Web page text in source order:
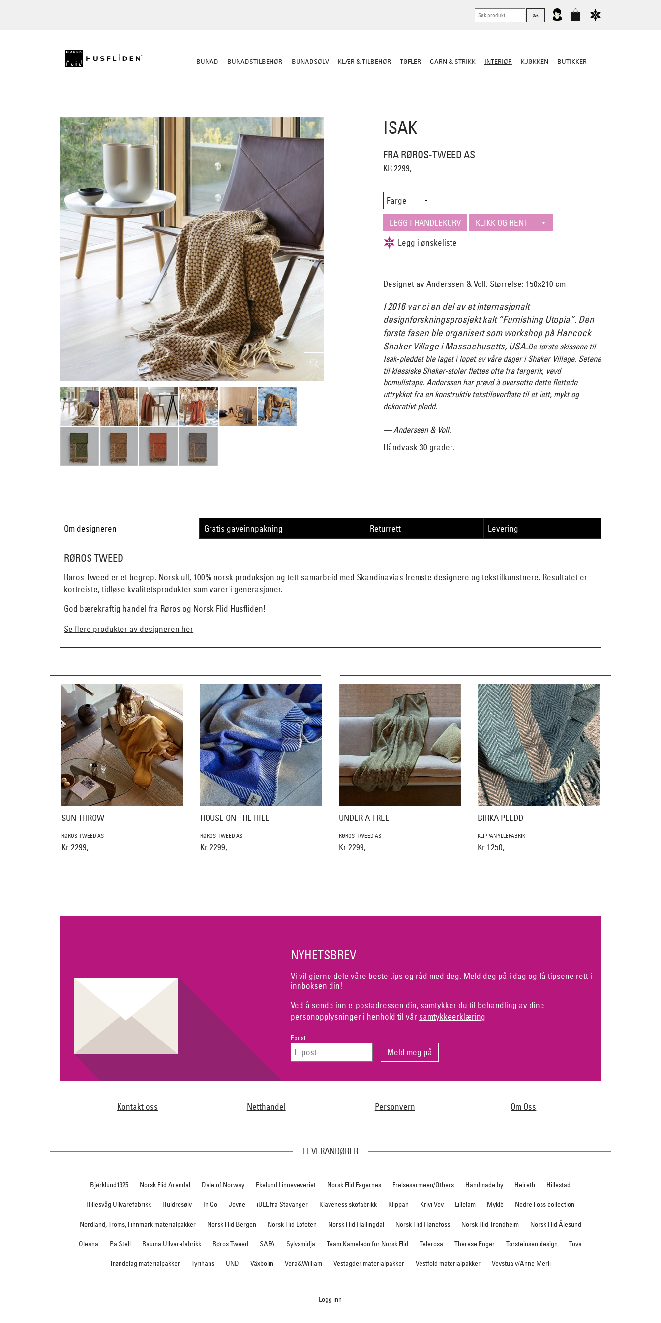
BUNAD BUNADSTILBEHØR BUNADSØLV KLÆR & TILBEHØR TØFLER GARN & STRIKK INTERIØR KJØKKEN BUTIKKER
ISAK
FRA RØROS-TWEED AS
KR 2299,-
Designet av Anderssen & Voll. Størrelse: 150x210 cm
I 2016 var ci en del av et internasjonalt
designforskningsprosjekt kalt “Furnishing Utopia”. Den
første fasen ble organisert som workshop på Hancock
Shaker Village i Massachusetts, USA.De første skissene til
Isak-pleddet ble laget i løpet av våre dager i Shaker Village. Setene
til klassiske Shaker-stoler flettes ofte fra fargerik, vevd
bomullstape. Anderssen har prøvd å oversette dette flettede
uttrykket fra en konstruktiv tekstiloverflate til et lett, mykt og
dekorativt pledd.
— Anderssen & Voll.
Håndvask 30 grader.
Om designeren Gratis gaveinnpakning Returrett Levering
RØROS TWEED
Røros Tweed er et begrep. Norsk ull, 100% norsk produksjon og tett samarbeid med Skandinavias fremste designere og tekstilkunstnere. Resultatet er
kortreiste, tidløse kvalitetsprodukter som varer i generasjoner.
God bærekraftig handel fra Røros og Norsk Flid Husfliden!
Se flere produkter av designeren her
SUN THROW
RØROS-TWEED AS
Kr 2299,-
HOUSE ON THE HILL
RØROS-TWEED AS
Kr 2299,-
UNDER A TREE
RØROS-TWEED AS
Kr 2299,-
BIRKA PLEDD
KLIPPAN YLLEFABRIK
Kr 1250,-
NYHETSBREV
Vi vil gjerne dele våre beste tips og råd med deg. Meld deg på i dag og få tipsene rett i
innboksen din!
Ved å sende inn e-postadressen din, samtykker du til behandling av dine
personopplysninger i henhold til vår samtykkeerklæring
Epost
Kontakt oss Netthandel Personvern Om Oss
LEVERANDØRER
Bjørklund1925 Norsk Flid Arendal Dale of Norway Ekelund Linneveveriet Norsk Flid Fagernes Frelsesarmeen/Others Handmade by Heireth Hillestad
Hillesvåg Ullvarefabrikk Huldresølv In Co Jevne iULL fra Stavanger Klaveness skofabrikk Klippan Krivi Vev Lillelam Myklé Nedre Foss collection
Nordland, Troms, Finnmark materialpakker Norsk Flid Bergen Norsk Flid Lofoten Norsk Flid Hallingdal Norsk Flid Hønefoss Norsk Flid Trondheim Norsk Flid Ålesund
Oleana På Stell Rauma Ullvarefabrikk Røros Tweed SAFA Sylvsmidja Team Kameleon for Norsk Flid Telerosa Therese Enger Torsteinsen design Tova
Trøndelag materialpakker Tyrihans UND Växbolin Vera&William Vestagder materialpakker Vestfold materialpakker Vevstua v/Anne Merli
Logg inn